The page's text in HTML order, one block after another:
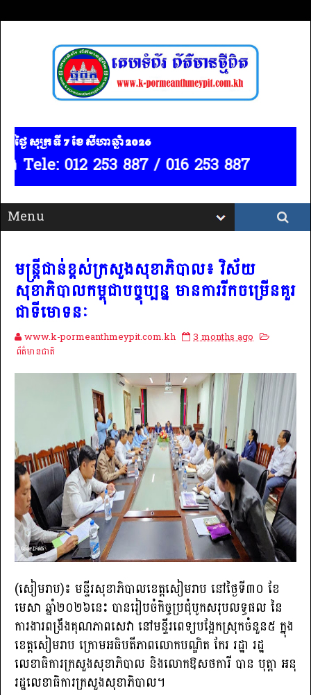
ថ្ងៃ សុក្រ ទី 7​ ខែ សីហា ឆ្នាំ 2026
012 253 887 / 016 253 887
មន្ដ្រីជាន់ខ្ពស់ក្រសួងសុខាភិបាល៖ វិស័យ
សុខាភិបាលកម្ពុជាបច្ចុប្បន្ន មានការរីកចម្រើនគួរ
ជាទីមោទនៈ
www.k-pormeanthmeypit.com.kh
3 months ago
ព័ត៌មានជាតិ
(​សៀមរាប​​​​)៖ មន្ទីរសុខាភិបាលខេត្តសៀមរាប នៅថ្ងៃទី៣០ ខែ
មេសា ឆ្នាំ២០២៦នេះ បានរៀបចំកិច្ចប្រជុំបូក​សរុប​លទ្ធផល​ នៃ​
ការ​ងារ​ពង្រឹង​គុណភាព​សេវា​ នៅ​មន្ទីរពេទ្យ​បង្អែក​ស្រុក​ចំនួន​៥​ ក្នុង​
ខេត្ត​សៀមរាប​ ក្រោម​អធិបតីភាព​លោក​បណ្ឌិត កែរ រដ្ឋា រដ្ឋ
លេខាធិការក្រសួងសុខាភិបាល និងលោកឱសថការី បាន បុត្តា អនុ
រដ្ឋលេខាធិការក្រសួងសុខាភិបាល។